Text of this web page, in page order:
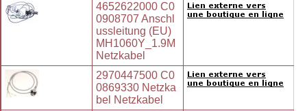
4652622000 C0
0908707 Anschl
ussleitung (EU)
MH1060Y_1.9M
Netzkabel
2970447500 C0
0869330 Netzka
bel Netzkabel